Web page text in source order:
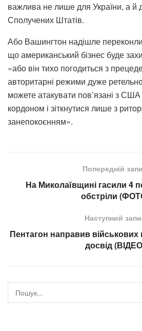
важлива не лише для України, а й
Сполучених Штатів.
Або Вашингтон надішле
що американський бізнес буде
«або він тихо погодиться з
авторитарні режими дуже
можете атакувати пов’язані з США
кордоном і зіткнутися лише з
занепокоєнням».
Попередній
На Миколаївщині гасили 4
обстріли
Наступний
Пентагон направив військових
досвід